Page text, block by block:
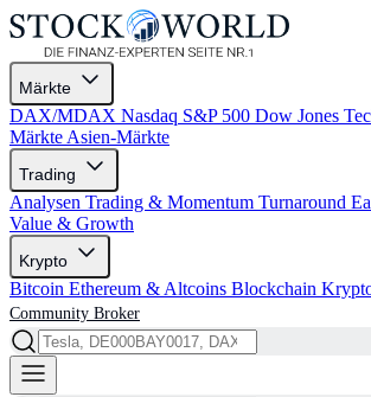
Märkte
DAX/MDAX Nasdaq S&P 500 Dow Jones
Märkte Asien-Märkte
Trading
Analysen Trading & Momentum Turnaround
Value & Growth
Krypto
Bitcoin Ethereum & Altcoins Blockchain
Community Broker